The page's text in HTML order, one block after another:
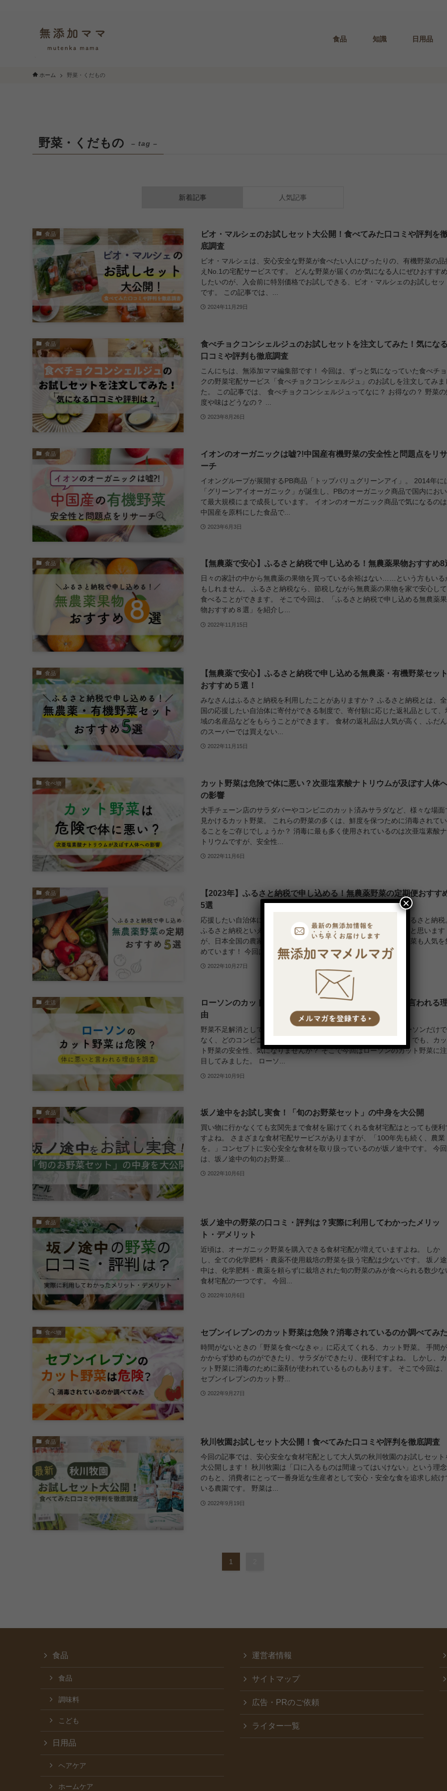
食品 知識 日用品
ホーム 野菜・くだもの
野菜・くだもの – tag –
新着記事 人気記事
食品
ビオ・マルシェのお試しセット大公開！食べてみた口コミや評判を
底調査
ビオ・マルシェは、安心安全な野菜が食べたい人にぴったりの、有機野菜の品
えNo.1の宅配サービスです。 どんな野菜が届くのか気になる人にぜひおすすめ
したいのが、入会前に特別価格でお試しできる、ビオ・マルシェのお試しセッ
です。 この記事では、...
2024年11月29日
食品
食べチョクコンシェルジュのお試しセットを注文してみた！気になる
口コミや評判も徹底調査
こんにちは、無添加ママ編集部です！ 今回は、ずっと気になっていた食べチョ
クの野菜宅配サービス「食べチョクコンシェルジュ」のお試しを注文してみま
た。 この記事では、 食べチョクコンシェルジュってなに？ お得なの？ 野菜の
度や味はどうなの？ ...
2023年8月26日
食品
イオンのオーガニックは嘘?!中国産有機野菜の安全性と問題点をリサ
ーチ
イオングループが展開するPB商品「トップバリュグリーンアイ」。 2014年に
「グリーンアイオーガニック」が誕生し、PBのオーガニック商品で国内におい
て最大規模にまで成長しています。 イオンのオーガニック商品で気になるのは
中国産を原料にした食品で...
2023年6月3日
食品 【無農薬で安心】ふるさと納税で申し込める！無農薬果物おすすめ8
日々の家計の中から無農薬の果物を買っている余裕はない……という方もいる
もしれません。 ふるさと納税なら、節税しながら無農薬の果物を家で安心して
食べることができます。 そこで今回は、「ふるさと納税で申し込める無農薬果
物おすすめ８選」を紹介し...
2022年11月15日
食品
【無農薬で安心】ふるさと納税で申し込める無農薬・有機野菜セット
おすすめ５選！
みなさんはふるさと納税を利用したことがありますか？ ふるさと納税とは、全
国の応援したい自治体に寄付ができる制度で、寄付額に応じた返礼品として、
域の名産品などをもらうことができます。 食材の返礼品は人気が高く、ふだん
のスーパーでは買えない...
2022年11月15日
食べ物
カット野菜は危険で体に悪い？次亜塩素酸ナトリウムが及ぼす人体
の影響
大手チェーン店のサラダバーやコンビニのカット済みサラダなど、様々な場面
見かけるカット野菜。 これらの野菜の多くは、鮮度を保つために消毒されてい
ることをご存じでしょうか？ 消毒に最も多く使用されているのは次亜塩素酸ナ
トリウムですが、安全性...
2022年11月6日
食品
【2023年】ふるさと納税で申し込める！無農薬野菜の定期便おすす
5選
応援したい自治体に寄付ができ、地域の名産品などをいただけるふるさと納税
ふるさと納税といえば、お肉やお米、フルーツなどをイメージすると思います
が、日本全国の農家が提供しているこだわりの有機野菜、無農薬野菜も人気を
めています！ 今回はそ...
2022年10月27日
生活
ローソンのカット野菜は危険？消毒されていて体に悪いと言われる理
由
野菜不足解消として手軽に利用できる便利な「カット野菜」。 ローソンだけで
なく、どのコンビニでも幅広いラインナップで販売されています。 でも、カッ
ト野菜の安全性、気になりませんか？ そこで今回はローソンのカット野菜に注
目してみました。 ローソ...
2022年10月9日
食品 坂ノ途中をお試し実食！「旬のお野菜セット」の中身を大公開
買い物に行かなくても玄関先まで食材を届けてくれる食材宅配はとっても便利
すよね。 さまざまな食材宅配サービスがありますが、「100年先も続く、農業
を。」コンセプトに安心安全な食材を取り扱っているのが坂ノ途中です。 今回
は、坂ノ途中の旬のお野菜...
2022年10月6日
食品
坂ノ途中の野菜の口コミ・評判は？実際に利用してわかったメリッ
ト・デメリット
近頃は、オーガニック野菜を購入できる食材宅配が増えていますよね。 しか
し、全ての化学肥料・農薬不使用栽培の野菜を扱う宅配は少ないです。 坂ノ途
中は、化学肥料・農薬を頼らずに栽培された旬の野菜のみが食べられる数少な
食材宅配の一つです。 今回...
2022年10月6日
食べ物 セブンイレブンのカット野菜は危険？消毒されているのか調べてみた
時間がないときの「野菜を食べなきゃ」に応えてくれる、カット野菜。 手間が
かからず炒めものができたり、サラダができたり、便利ですよね。 しかし、カ
ット野菜に消毒のために薬剤が使われているものもあります。 そこで今回は、
セブンイレブンのカット野...
2022年9月27日
食品 秋川牧園お試しセット大公開！食べてみた口コミや評判を徹底調査
今回の記事では、安心安全な食材宅配として大人気の秋川牧園のお試しセット
大公開します！ 秋川牧園は「口に入るものは間違ってはいけない」という理念
のもと、消費者にとって一番身近な生産者として安心・安全な食を追求し続け
いる農園です。 野菜は...
2022年9月19日
1
食品
食品
調味料
こども
日用品
ヘアケア
ホームケア
運営者情報
サイトマップ
広告・PRのご依頼
ライター一覧
×